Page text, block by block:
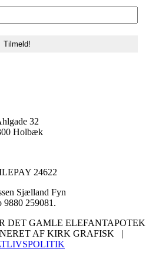
32
Holbæk
24622
Sjælland Fyn
9880 259081.
DET GAMLE ELEFANTAPOTEK
AF KIRK GRAFISK |